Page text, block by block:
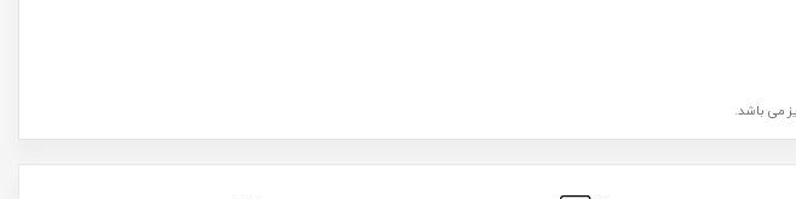
می باشد.